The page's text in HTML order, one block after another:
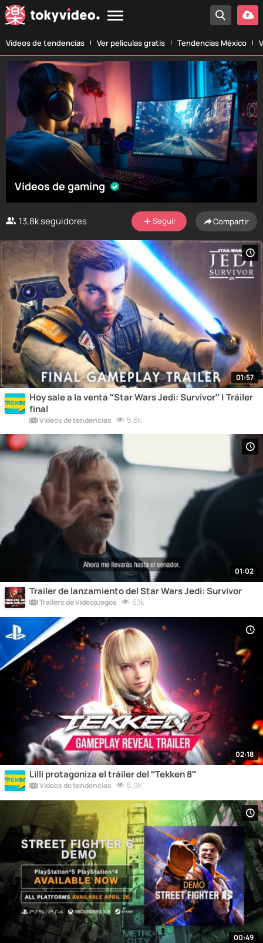
Vídeos de tendencias Ver películas gratis Tendencias México
Vídeos de gaming
13,8kseguidores Seguir Compartir
01:57
Hoy sale a la venta “Star Wars Jedi: Survivor” | Tráiler
final
Vídeos de tendencias 5,6k
01:02
Trailer de lanzamiento del Star Wars Jedi: Survivor
Trailers de Videojuegos 6,1k
02:18
Lilli protagoniza el tráiler del “Tekken 8”
Vídeos de tendencias 5,9k
00:49